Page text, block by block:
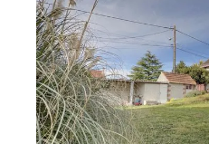
LA FERTE ST AUBIN 45
115 m2, 4 pièces
Ref : 1986
Maison à vendre
248